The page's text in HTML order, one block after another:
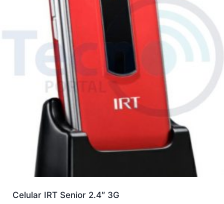
Celular IRT Senior 2.4″ 3G